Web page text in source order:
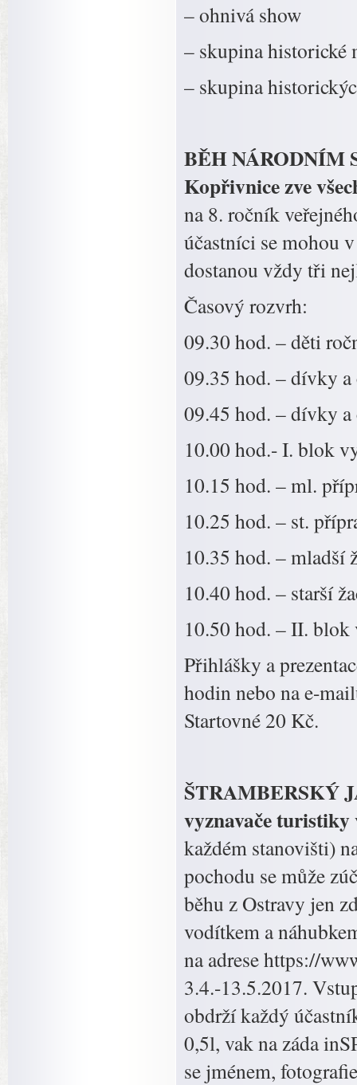
– ohnivá show
– skupina historické
– skupina
BĚH NÁRODNÍM
Kopřivnice zve
na 8. ročník
účastníci se mohou
dostanou vždy tři
Časový rozvrh:
09.30 hod. – děti
09.35 hod. – dívky
09.45 hod. – dívky
10.00 hod.- I. blok
10.15 hod. – ml.
10.25 hod. – st.
10.35 hod. – mladší
10.40 hod. – starší
10.50 hod. – II.
Přihlášky a
hodin nebo na e-
Startovné 20 Kč.
ŠTRAMBERSKÝ
vyznavače turistiky
každém stanovišti)
pochodu se může
běhu z Ostravy jen
vodítkem a
na adrese https://
3.4.-13.5.2017.
obdrží každý
0,5l, vak na záda
se jménem,